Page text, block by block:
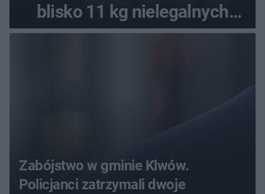
blisko 11 kg nielegalnych
substancji
Zabójstwo w gminie Klwów.
Policjanci zatrzymali dwoje